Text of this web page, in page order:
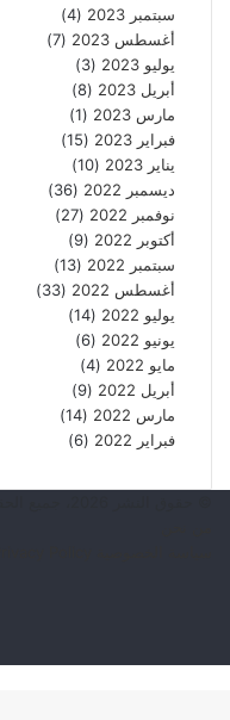
سبتمبر 2023
(4)
أغسطس 2023
(7)
يوليو 2023
(3)
أبريل 2023
(8)
مارس 2023
(1)
فبراير 2023
(15)
يناير 2023
(10)
ديسمبر 2022
(36)
نوفمبر 2022
(27)
أكتوبر 2022
(9)
سبتمبر 2022
(13)
أغسطس 2022
(33)
يوليو 2022
(14)
يونيو 2022
(6)
مايو 2022
(4)
أبريل 2022
(9)
مارس 2022
(14)
فبراير 2022
(6)